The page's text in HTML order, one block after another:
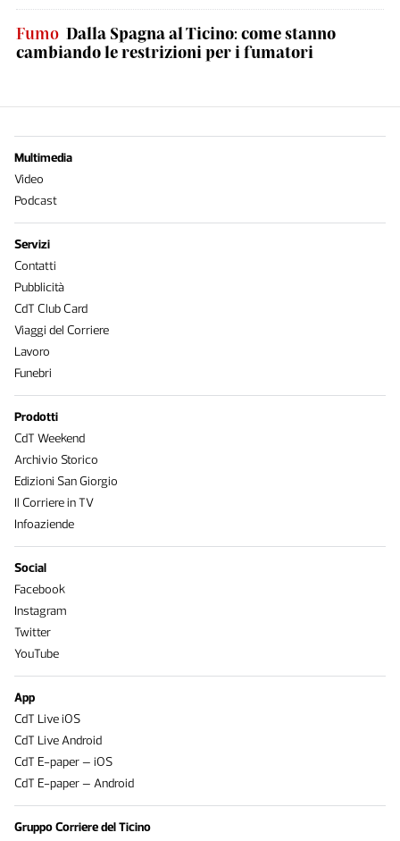
Fumo Dalla Spagna al Ticino: come stanno
cambiando le restrizioni per i fumatori
Multimedia
Video
Podcast
Servizi
Contatti
Pubblicità
CdT Club Card
Viaggi del Corriere
Lavoro
Funebri
Prodotti
CdT Weekend
Archivio Storico
Edizioni San Giorgio
Il Corriere in TV
Infoaziende
Social
Facebook
Instagram
Twitter
YouTube
App
CdT Live iOS
CdT Live Android
CdT E-paper – iOS
CdT E-paper – Android
Gruppo Corriere del Ticino